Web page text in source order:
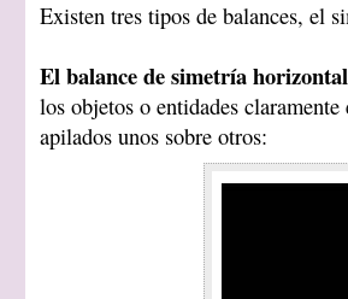
Existen tres tipos de balances, el
El balance de simetría horizontal
los objetos o entidades
apilados unos sobre otros: